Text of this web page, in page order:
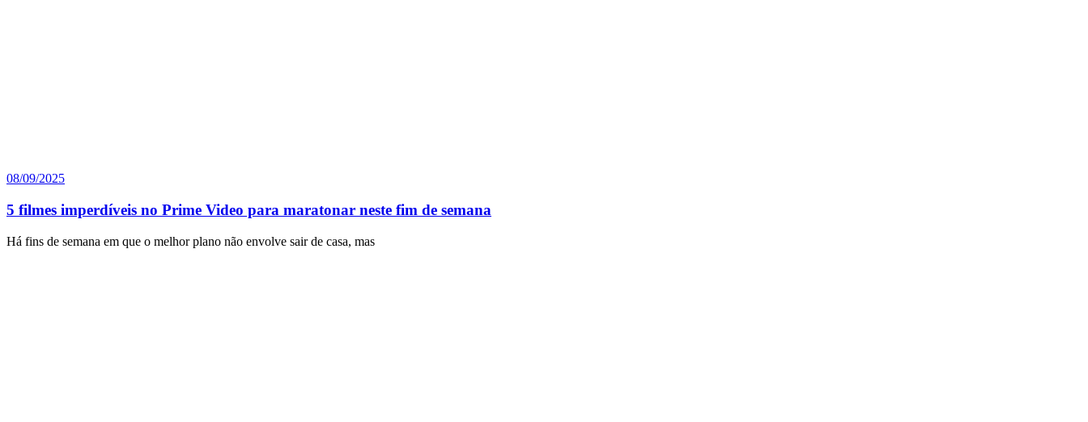
08/09/2025
5 filmes imperdíveis no Prime Video para maratonar neste fim de semana
Há fins de semana em que o melhor plano não envolve sair de casa, mas